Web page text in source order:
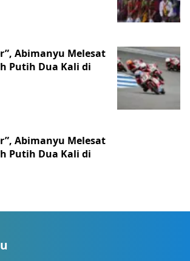
Abimanyu Melesat
Putih Dua Kali di
Abimanyu Melesat
Putih Dua Kali di